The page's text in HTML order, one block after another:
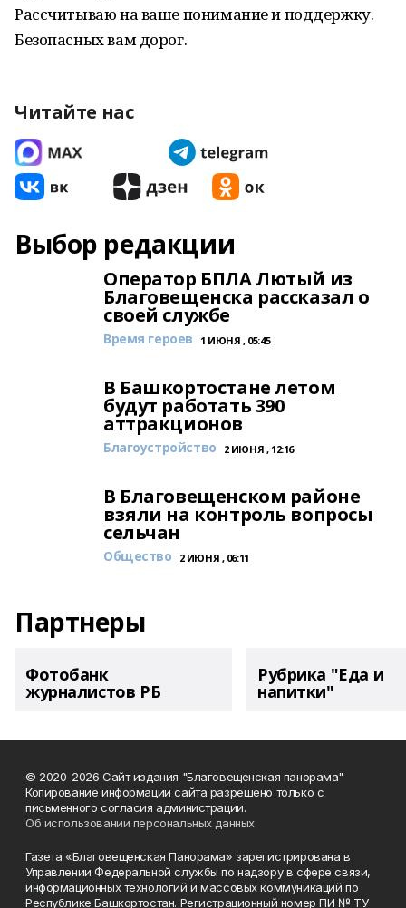
Рассчитываю на ваше понимание и поддержку.
Безопасных вам дорог.
Читайте нас
Выбор редакции
Оператор БПЛА Лютый из
Благовещенска рассказал о
своей службе
Время героев 1 ИЮНЯ , 05:45
В Башкортостане летом
будут работать 390
аттракционов
Благоустройство 2 ИЮНЯ , 12:16
В Благовещенском районе
взяли на контроль вопросы
сельчан
Общество 2 ИЮНЯ , 06:11
Партнеры
Фотобанк
журналистов РБ
Рубрика "Еда и
напитки"
© 2020-2026 Сайт издания "Благовещенская панорама"
Копирование информации сайта разрешено только с
письменного согласия администрации.
Об использовании персональных данных
Газета «Благовещенская Панорама» зарегистрирована в
Управлении Федеральной службы по надзору в сфере связи,
информационных технологий и массовых коммуникаций по
Республике Башкортостан. Регистрационный номер ПИ № ТУ